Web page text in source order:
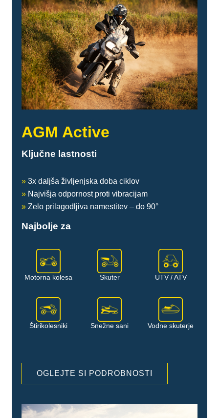
AGM Active
Ključne lastnosti
» 3x daljša življenjska doba ciklov
» Najvišja odpornost proti vibracijam
» Zelo prilagodljiva namestitev – do 90°
Najbolje za
Motorna kolesa Skuter UTV / ATV
Štirikolesniki Snežne sani Vodne skuterje
OGLEJTE SI PODROBNOSTI